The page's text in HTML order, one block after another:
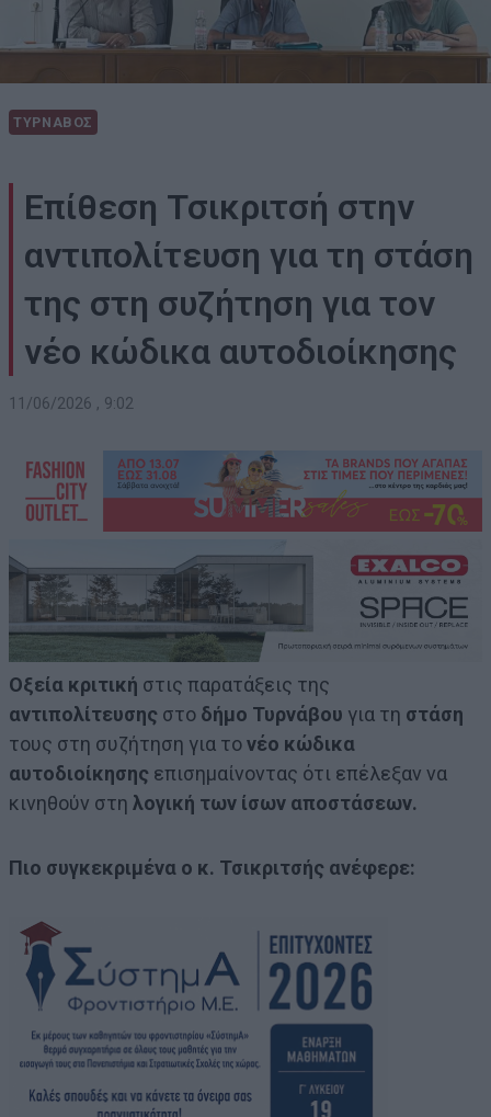
ΤΥΡΝΑΒΟΣ
Επίθεση Τσικριτσή στην
αντιπολίτευση για τη στάση
της στη συζήτηση για τον
νέο κώδικα αυτοδιοίκησης
11/06/2026 , 9:02
Οξεία κριτική στις παρατάξεις της
αντιπολίτευσης στο δήμο Τυρνάβου για τη στάση
τους στη συζήτηση για τονέο κώδικα
αυτοδιοίκησης επισημαίνοντας ότι επέλεξαν να
κινηθούν στη λογική των ίσων αποστάσεων.
Πιο συγκεκριμένα ο κ. Τσικριτσής ανέφερε: